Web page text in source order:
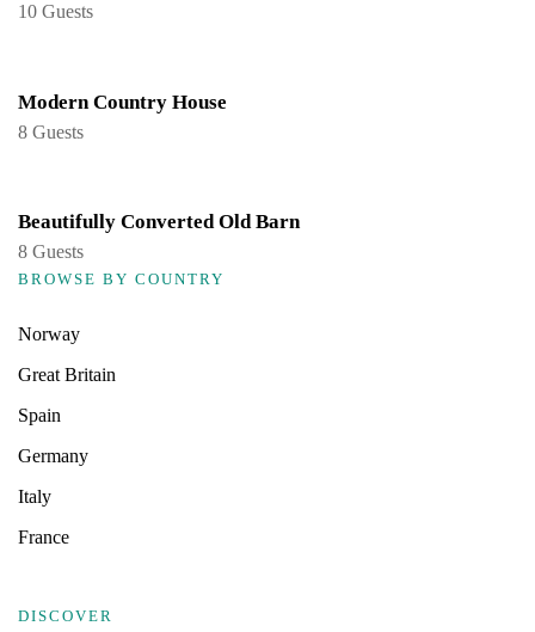
10 Guests
Modern Country House
8 Guests
Beautifully Converted Old Barn
8 Guests
BROWSE BY COUNTRY
Norway
Great Britain
Spain
Germany
Italy
France
DISCOVER